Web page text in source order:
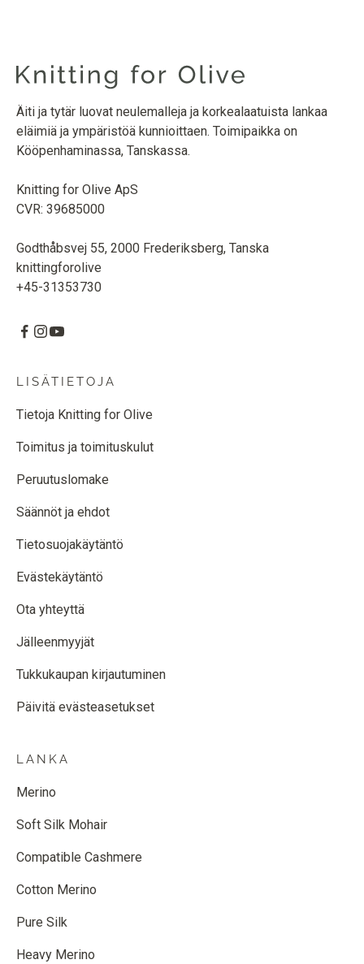
Äiti ja tytär luovat neulemalleja ja korkealaatuista lankaa
eläimiä ja ympäristöä kunnioittaen. Toimipaikka on
Kööpenhaminassa, Tanskassa.
Knitting for Olive ApS
CVR: 39685000
Godthåbsvej 55, 2000 Frederiksberg, Tanska
knittingforolive
+45-31353730
LISÄTIETOJA
Tietoja Knitting for Olive
Toimitus ja toimituskulut
Peruutuslomake
Säännöt ja ehdot
Tietosuojakäytäntö
Evästekäytäntö
Ota yhteyttä
Jälleenmyyjät
Tukkukaupan kirjautuminen
Päivitä evästeasetukset
LANKA
Merino
Soft Silk Mohair
Compatible Cashmere
Cotton Merino
Pure Silk
Heavy Merino